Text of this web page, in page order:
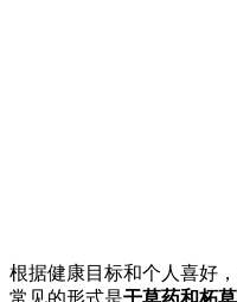
根据健康目标和个人喜好